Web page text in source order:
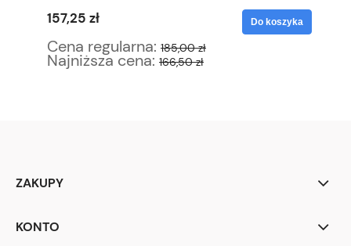
157,25 zł
Cena regularna: 185,00 zł
Najniższa cena: 166,50 zł
Do koszyka
ZAKUPY
KONTO